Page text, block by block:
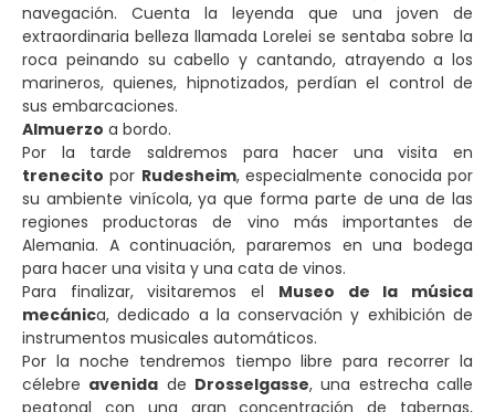
navegación. Cuenta la leyenda que una joven de
extraordinaria belleza llamada Lorelei se sentaba sobre la
roca peinando su cabello y cantando, atrayendo a los
marineros, quienes, hipnotizados, perdían el control de
sus embarcaciones.
Almuerzo a bordo.
Por la tarde saldremos para hacer una visita en
trenecito por Rudesheim, especialmente conocida por
su ambiente vinícola, ya que forma parte de una de las
regiones productoras de vino más importantes de
Alemania. A continuación, pararemos en una bodega
para hacer una visita y una cata de vinos.
Para finalizar, visitaremos el Museo de la música
mecánica, dedicado a la conservación y exhibición de
instrumentos musicales automáticos.
Por la noche tendremos tiempo libre para recorrer la
célebre avenida de Drosselgasse, una estrecha calle
peatonal con una gran concentración de tabernas,